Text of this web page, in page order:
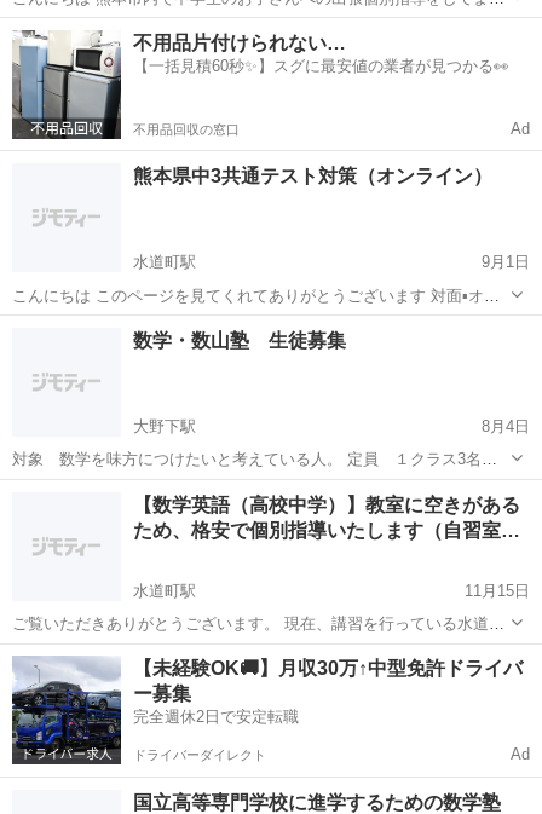
現在、10月末に行われる共通テストの対策をさせていただいておりま
す これは、熊本県内の中学3年生が10月末に受ける進路決定の重要デ
ータとなるテストです ...
熊本 熊本市 花畑町駅 塾
不用品片付けられない…
【一括見積60秒✨】スグに最安値の業者が見つかる👀
不用品回収の窓口 Ad
熊本県中3共通テスト対策（オンライン）
水道町駅
9月1日
こんにちは このページを見てくれてありがとうございます 対面▪️オン
ラインで中学生に勉強を教えているアララギです ペンタブレットを使
ってホワイトボードへ板書をし、その画面共有しながらの授業をして
熊本市 水道町駅 塾 オンライン
数学・数山塾 生徒募集
大野下駅
8月4日
対象 数学を味方につけたいと考えている人。 定員 １クラス3名
( ソーシャルディスタンスを確保するため ) 開講時間 毎週 土曜日
A 10:00 〜 12:00 、B 13:00 〜 15:00 ...
大野下駅 塾 数学
【数学英語（高校中学）】教室に空きがある
ため、格安で個別指導いたします（自習室…
水道町駅
11月15日
ご覧いただきありがとうございます。 現在、講習を行っている水道町
の教室が年末にかけて大幅に空いてしまうため、以下の内容で興味が
ある方に個別指導をいたします。 【対象】 中学・高校レベルの数学・
英語を教わりた...
熊本 熊本市 水道町駅 塾 数学
【未経験OK🚚】月収30万↑中型免許ドライバ
ー募集
完全週休2日で安定転職
ドライバーダイレクト Ad
国立高等専門学校に進学するための数学塾